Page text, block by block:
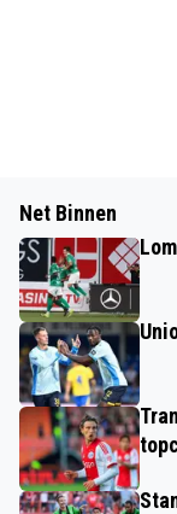
Net Binnen